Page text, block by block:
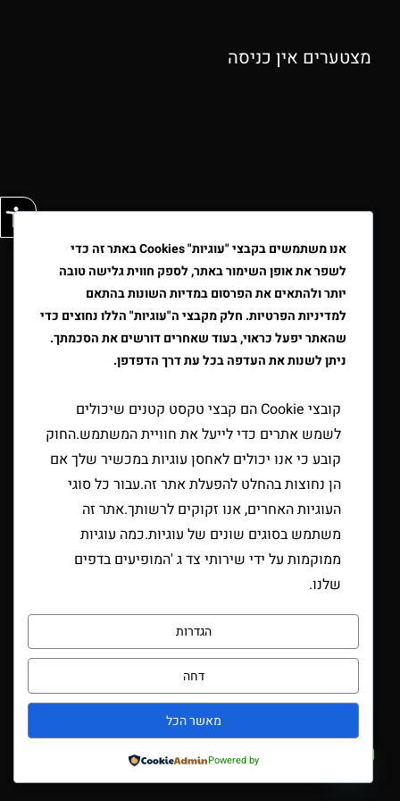
מצטערים אין כניסה
אנו משתמשים בקבצי "עוגיות" Cookies באתר זה כדי
לשפר את אופן השימור באתר, לספק חווית גלישה טובה
יותר ולהתאים את הפרסום במדיות השונות בהתאם
למדיניות הפרטיות. חלק מקבצי ה"עוגיות" הללו נחוצים כדי
שהאתר יפעל כראוי, בעוד שאחרים דורשים את הסכמתך.
ניתן לשנות את העדפה בכל עת דרך הדפדפן.
קובצי Cookie הם קבצי טקסט קטנים שיכולים
לשמש אתרים כדי לייעל את חוויית המשתמש.החוק
קובע כי אנו יכולים לאחסן עוגיות במכשיר שלך אם
הן נחוצות בהחלט להפעלת אתר זה.עבור כל סוגי
העוגיות האחרים, אנו זקוקים לרשותך.אתר זה
משתמש בסוגים שונים של עוגיות.כמה עוגיות
ממוקמות על ידי שירותי צד ג 'המופיעים בדפים
שלנו.
הגדרות
דחה
מאשר הכל
Powered byצרו קשר
Open chaty